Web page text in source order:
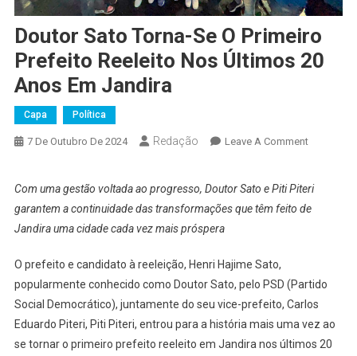
Doutor Sato Torna-Se O Primeiro
Prefeito Reeleito Nos Últimos 20
Anos Em Jandira
Capa Política
7 De Outubro De 2024 Redação Leave A CommentOn
Torna-
Se
Reeleito
Nos
Últimos
20
Com uma gestão voltada ao progresso, Doutor Sato e Piti Piteri
garantem a continuidade das transformações que têm feito de
Jandira uma cidade cada vez mais próspera
O prefeito e candidato à reeleição, Henri Hajime Sato,
popularmente conhecido como Doutor Sato, pelo PSD (Partido
Social Democrático), juntamente do seu vice-prefeito, Carlos
Eduardo Piteri, Piti Piteri, entrou para a história mais uma vez ao
se tornar o primeiro prefeito reeleito em Jandira nos últimos 20